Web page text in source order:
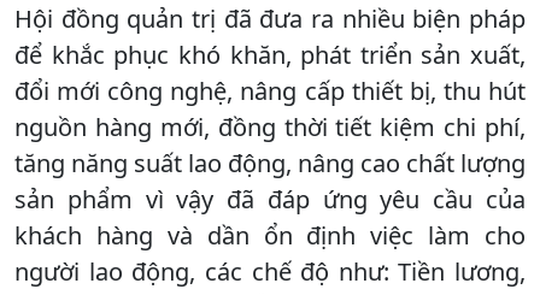
Hội đồng quản trị đã đưa ra nhiều biện pháp
để khắc phục khó khăn, phát triển sản xuất,
đổi mới công nghệ, nâng cấp thiết bị, thu hút
nguồn hàng mới, đồng thời tiết kiệm chi phí,
tăng năng suất lao động, nâng cao chất lượng
sản phẩm vì vậy đã đáp ứng yêu cầu của
khách hàng và dần ổn định việc làm cho
người lao động, các chế độ như: Tiền lương,